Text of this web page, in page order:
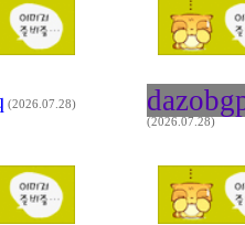
(2026.07.28)
(2026.07.28)